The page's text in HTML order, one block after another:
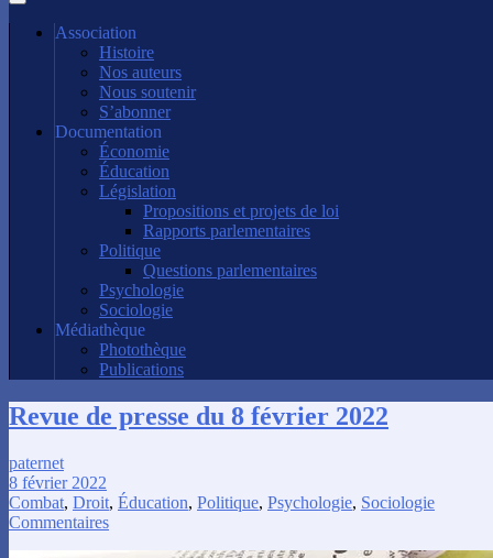
Association
Histoire
Nos auteurs
Nous soutenir
S’abonner
Documentation
Économie
Éducation
Législation
Propositions et projets de loi
Rapports parlementaires
Politique
Questions parlementaires
Psychologie
Sociologie
Médiathèque
Photothèque
Publications
Revue de presse du 8 février 2022
paternet
8 février 2022
Combat, Droit, Éducation, Politique, Psychologie, Sociologie
Commentaires